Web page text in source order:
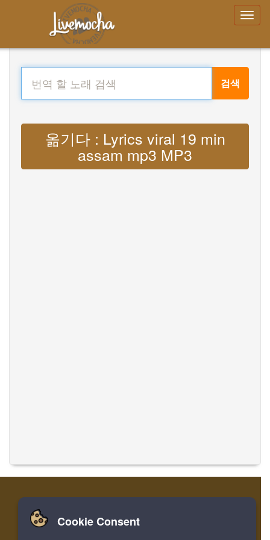
검색
옮기다 : Lyrics viral 19 min
assam mp3 MP3
집 로그인 레지스터
Cookie Consent